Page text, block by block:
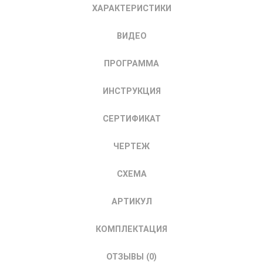
ХАРАКТЕРИСТИКИ
ВИДЕО
ПРОГРАММА
ИНСТРУКЦИЯ
СЕРТИФИКАТ
ЧЕРТЕЖ
СХЕМА
АРТИКУЛ
КОМПЛЕКТАЦИЯ
ОТЗЫВЫ (0)